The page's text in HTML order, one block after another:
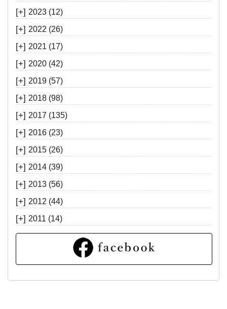
[+] 2023 (12)
[+] 2022 (26)
[+] 2021 (17)
[+] 2020 (42)
[+] 2019 (57)
[+] 2018 (98)
[+] 2017 (135)
[+] 2016 (23)
[+] 2015 (26)
[+] 2014 (39)
[+] 2013 (56)
[+] 2012 (44)
[+] 2011 (14)